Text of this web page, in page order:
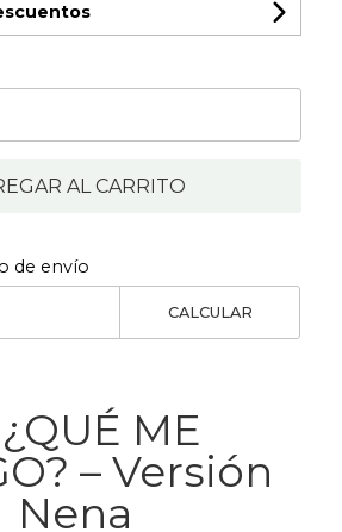
AL CARRITO
de envío
CALCULAR
ME
– Versión
Nena